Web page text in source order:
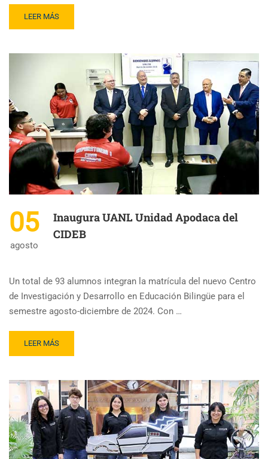
LEER MÁS
05
agosto
Inaugura UANL Unidad Apodaca del
CIDEB
Un total de 93 alumnos integran la matrícula del nuevo Centro
de Investigación y Desarrollo en Educación Bilingüe para el
semestre agosto-diciembre de 2024. Con …
LEER MÁS